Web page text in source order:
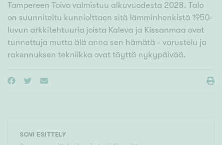
Tampereen Toivo valmistuu alkuvuodesta 2028. Talo
on suunniteltu kunnioittaen sitä lämminhenkistä 1950-
luvun arkkitehtuuria joista Kaleva ja Kissanmaa ovat
tunnettuja mutta älä anna sen hämätä - varustelu ja
rakennuksen tekniikka ovat täyttä nykypäivää.
SOVI ESITTELY